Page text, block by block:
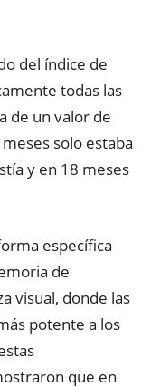
del índice de
todas las
de un valor de
solo estaba
y en 18 meses
específica
de
visual, donde las
potente a los
que en